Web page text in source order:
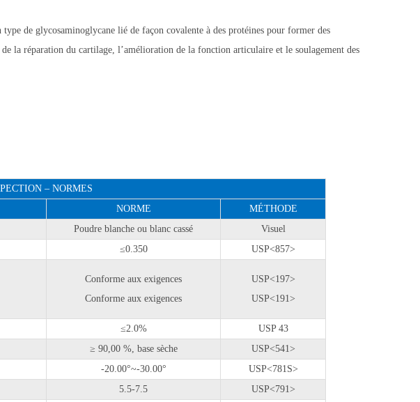
de glycosaminoglycane lié de façon covalente à des protéines pour former des
la réparation du cartilage, l’amélioration de la fonction articulaire et le soulagement des
– NORMES
NORME
MÉTHODE
Poudre blanche ou blanc cassé
Visuel
≤0.350 USP<857>
Conforme aux exigences
Conforme aux exigences
USP<197>
USP<191>
≤2.0%
USP 43
≥ 90,00 %, base sèche
USP<541>
-20.00°~-30.00°
USP<781S>
5.5-7.5
USP<791>